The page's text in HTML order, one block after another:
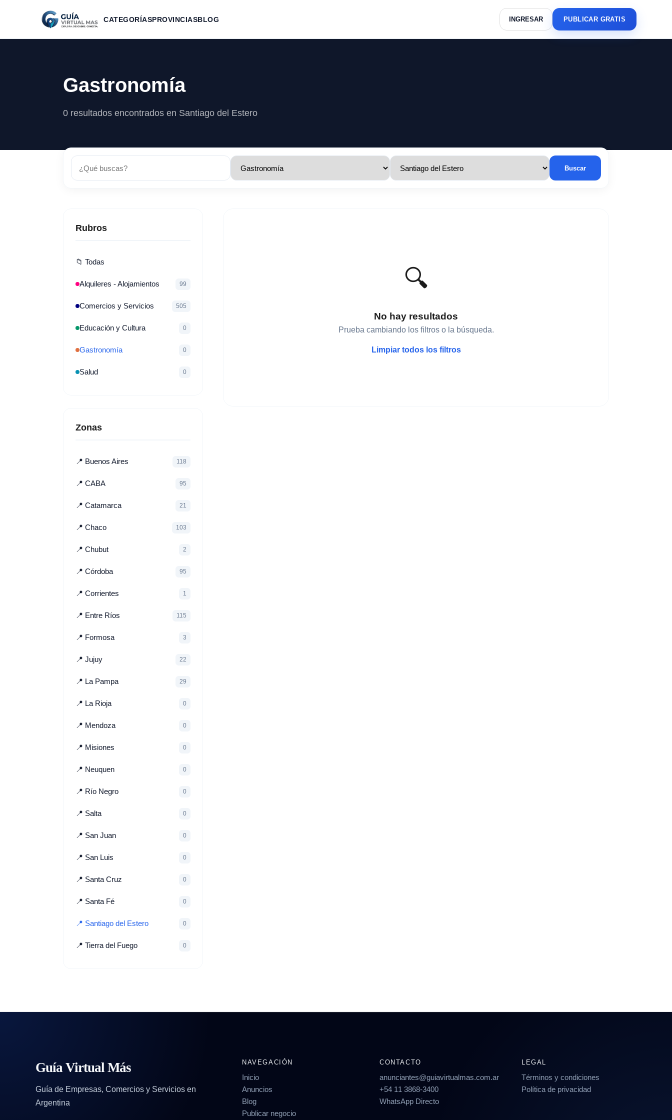
CATEGORÍASPROVINCIASBLOG INGRESAR PUBLICAR GRATIS
Gastronomía
0 resultados encontrados en Santiago del Estero
Buscar
Rubros
📁 Todas
Alquileres - Alojamientos 99
Comercios y Servicios 505
Educación y Cultura 0
Gastronomía 0
Salud 0
Zonas
📍 Buenos Aires 118
📍 CABA 95
📍 Catamarca 21
📍 Chaco 103
📍 Chubut 2
📍 Córdoba 95
📍 Corrientes 1
📍 Entre Ríos 115
📍 Formosa 3
📍 Jujuy 22
📍 La Pampa 29
📍 La Rioja 0
📍 Mendoza 0
📍 Misiones 0
📍 Neuquen 0
📍 Río Negro 0
📍 Salta 0
📍 San Juan 0
📍 San Luis 0
📍 Santa Cruz 0
📍 Santa Fé 0
📍 Santiago del Estero 0
📍 Tierra del Fuego 0
🔍
No hay resultados
Prueba cambiando los filtros o la búsqueda.
Limpiar todos los filtros
Guía Virtual Más
Guía de Empresas, Comercios y Servicios en
Argentina
NAVEGACIÓN
Inicio
Anuncios
Blog
Publicar negocio
CONTACTO
anunciantes@guiavirtualmas.com.ar
+54 11 3868-3400
WhatsApp Directo
LEGAL
Términos y condiciones
Política de privacidad